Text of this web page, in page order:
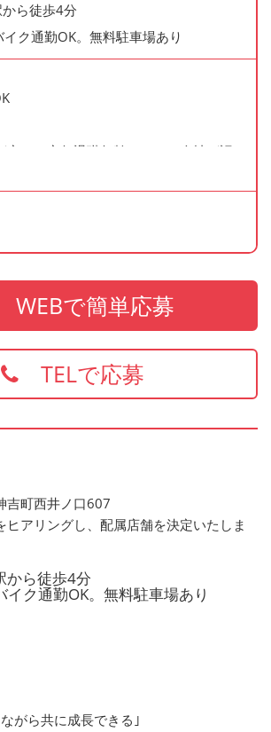
イク通勤OK
（1日1食・無料）
り
ら徒歩4分
ク通勤OK。無料駐車場あり
定める定年退職年齢のため・会社が認め
はありません）
験がある方
をお持ちの方は給与面などを優遇いた
で簡単応募
TELで応募
吉町西井ノ口607
ヒアリングし、配属店舗を決定いたしま
ら徒歩4分
イク通勤OK。無料駐車場あり
がら共に成長できる｣